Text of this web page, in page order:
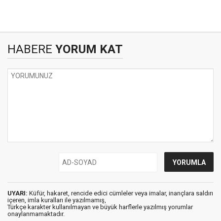
HABERE YORUM KAT
UYARI: Küfür, hakaret, rencide edici cümleler veya imalar, inançlara saldırı
içeren, imla kuralları ile yazılmamış,
Türkçe karakter kullanılmayan ve büyük harflerle yazılmış yorumlar
onaylanmamaktadır.